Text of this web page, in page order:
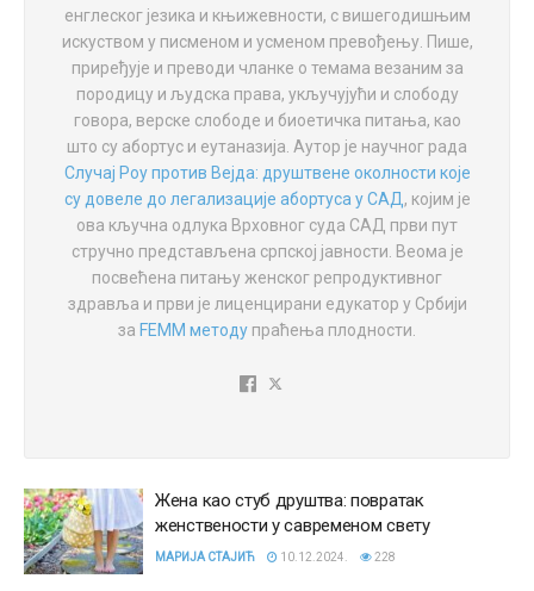
енглеског језика и књижевности, с вишегодишњим
искуством у писменом и усменом превођењу. Пише,
приређује и преводи чланке о темама везаним за
породицу и људска права, укључујући и слободу
говора, верске слободе и биоетичка питања, као
што су абортус и еутаназија. Аутор је научног рада
Случај Роу против Вејда: друштвене околности које
су довеле до легализације абортуса у САД , којим је
ова кључна одлука Врховног суда САД први пут
стручно представљена српској јавности. Веома је
посвећена питању женског репродуктивног
здравља и први је лиценцирани едукатор у Србији
за FEMM методу праћења плодности.
Жена као стуб друштва: повратак
женствености у савременом свету
МАРИЈА СТАЈИЋ 10.12.2024. 228